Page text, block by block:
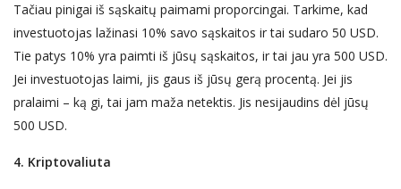
Tačiau pinigai iš sąskaitų paimami proporcingai. Tarkime, kad
investuotojas lažinasi 10% savo sąskaitos ir tai sudaro 50 USD.
Tie patys 10% yra paimti iš jūsų sąskaitos, ir tai jau yra 500 USD.
Jei investuotojas laimi, jis gaus iš jūsų gerą procentą. Jei jis
pralaimi – ką gi, tai jam maža netektis. Jis nesijaudins dėl jūsų
500 USD.
4. Kriptovaliuta